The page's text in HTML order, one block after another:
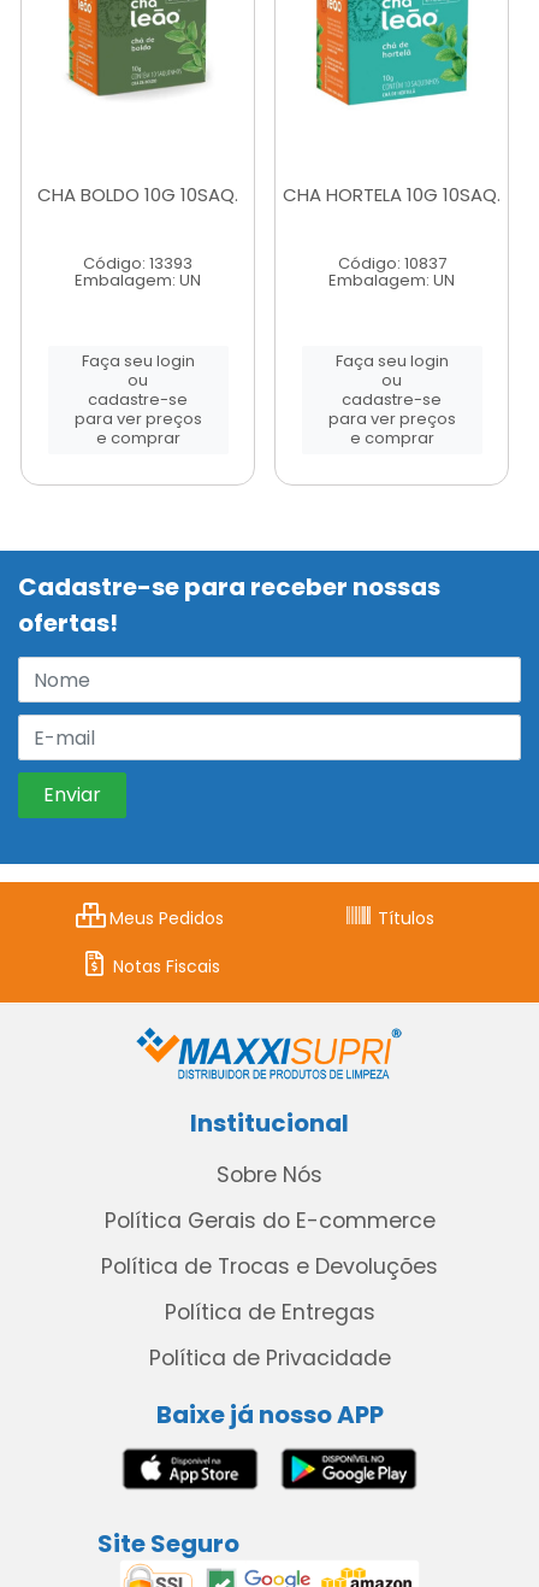
CHA BOLDO 10G 10SAQ.
Código: 13393
Embalagem: UN
Faça seu login
ou
cadastre-se
para ver preços
e comprar
CHA HORTELA 10G 10SAQ.
Código: 10837
Embalagem: UN
Faça seu login
ou
cadastre-se
para ver preços
e comprar
Cadastre-se para receber nossas
ofertas!
Meus Pedidos
Títulos
Notas Fiscais
Institucional
Sobre Nós
Política Gerais do E-commerce
Política de Trocas e Devoluções
Política de Entregas
Política de Privacidade
Baixe já nosso APP
Site Seguro